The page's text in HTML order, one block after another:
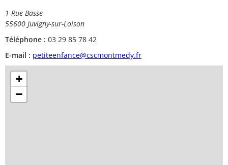
1 Rue Basse
55600 Juvigny-sur-Loison
Téléphone : 03 29 85 78 42
E-mail : petiteenfance@cscmontmedy.fr
+
−